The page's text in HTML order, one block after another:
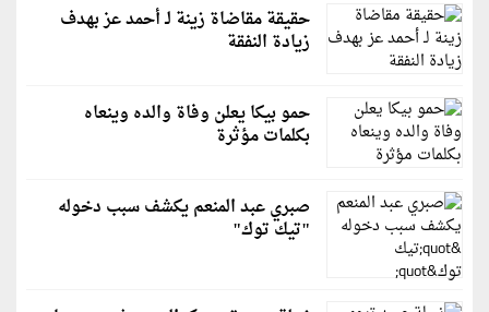
حقيقة مقاضاة زينة لـ أحمد عز بهدف
زيادة النفقة
حمو بيكا يعلن وفاة والده وينعاه
بكلمات مؤثرة
صبري عبد المنعم يكشف سبب دخوله
"تيك توك"